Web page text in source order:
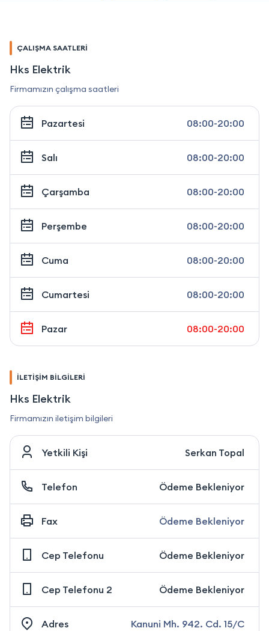
ÇALIŞMA SAATLERİ
Hks Elektrik
Firmamızın çalışma saatleri
Pazartesi 08:00-20:00
Salı 08:00-20:00
Çarşamba 08:00-20:00
Perşembe 08:00-20:00
Cuma 08:00-20:00
Cumartesi 08:00-20:00
Pazar 08:00-20:00
İLETİŞİM BİLGİLERİ
Hks Elektrik
Firmamızın iletişim bilgileri
Yetkili Kişi Serkan Topal
Telefon Ödeme Bekleniyor
Fax Ödeme Bekleniyor
Cep Telefonu Ödeme Bekleniyor
Cep Telefonu 2 Ödeme Bekleniyor
Adres Kanuni Mh. 942. Cd. 15/C